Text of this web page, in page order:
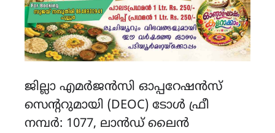
ജില്ലാ എമർജൻസി ഓപ്പറേഷൻസ്
സെന്ററുമായി (DEOC) ടോൾ ഫ്രീ
നമ്പർ: 1077, ലാൻഡ് ലൈൻ